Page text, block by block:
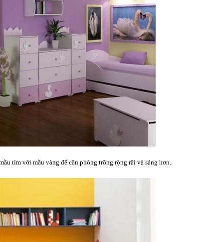
tím với mầu vàng để căn phòng trông rộng rãi và sáng hơn.